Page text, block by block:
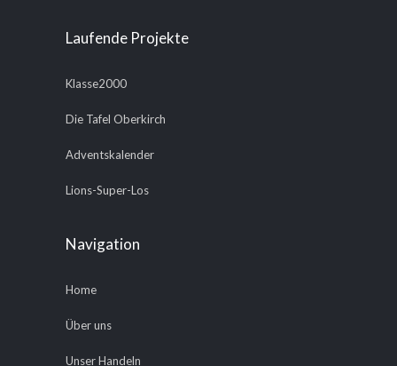
Laufende Projekte
Klasse2000
Die Tafel Oberkirch
Adventskalender
Lions-Super-Los
Navigation
Home
Über uns
Unser Handeln